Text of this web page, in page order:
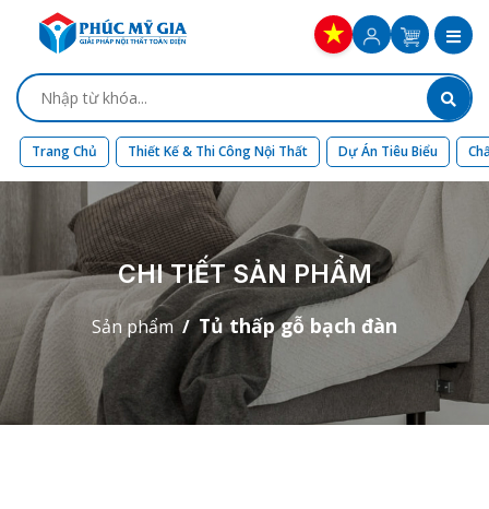
Trang Chủ Thiết Kế & Thi Công Nội Thất Dự Án Tiêu Biểu
CHI TIẾT SẢN PHẨM
Sản phẩm Tủ thấp gỗ bạch đàn